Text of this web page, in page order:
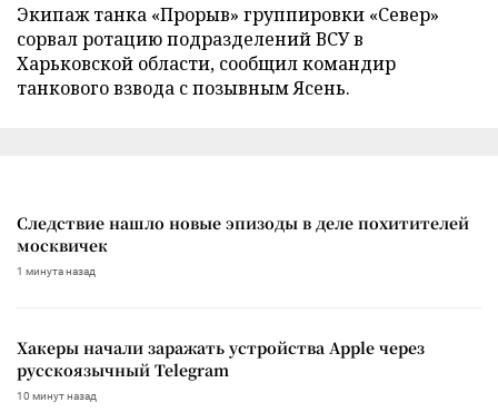
Экипаж танка «Прорыв» группировки «Север»
сорвал ротацию подразделений ВСУ в
Харьковской области, сообщил командир
танкового взвода с позывным Ясень.
Следствие нашло новые эпизоды в деле похитителей
москвичек
1 минута назад
Хакеры начали заражать устройства Apple через
русскоязычный Telegram
10 минут назад